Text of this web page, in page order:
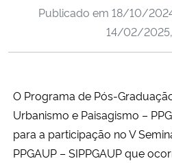
Ministério da Cidadania
Ministério da Ciência, Tecnologia,
Ministério do Meio Ambiente
Publicado em 18/10/
14/02/
O Programa de Pós-
Urbanismo e Paisagismo –
para a participação no V
PPGAUP – SIPPGAUP que